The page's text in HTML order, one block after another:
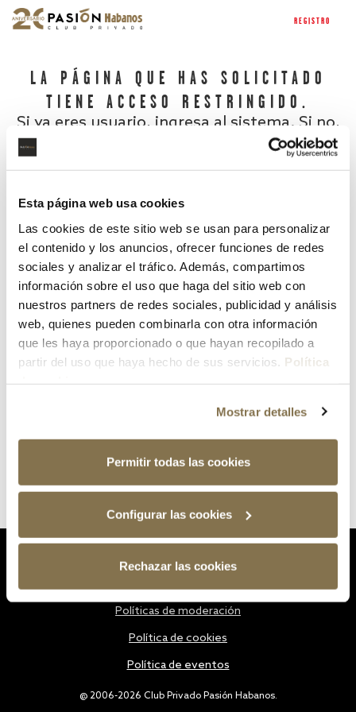
Esta página web usa cookies
Las cookies de este sitio web se usan para personalizar
el contenido y los anuncios, ofrecer funciones de redes
sociales y analizar el tráfico. Además, compartimos
información sobre el uso que haga del sitio web con
nuestros partners de redes sociales, publicidad y análisis
web, quienes pueden combinarla con otra información
que les haya proporcionado o que hayan recopilado a
partir del uso que haya hecho de sus servicios. Política
Mostrar detalles
Permitir todas las cookies
Configurar las cookies
Rechazar las cookies
REGISTRO
LA PÁGINA QUE HAS SOLICITADO
TIENE ACCESO RESTRINGIDO.
Si ya eres usuario, ingresa al sistema. Si no,
¿Has olvidado tu contraseña?
@ 2006-2026 Club Privado Pasión Habanos.
Políticas de moderación
Política de cookies
Política de eventos